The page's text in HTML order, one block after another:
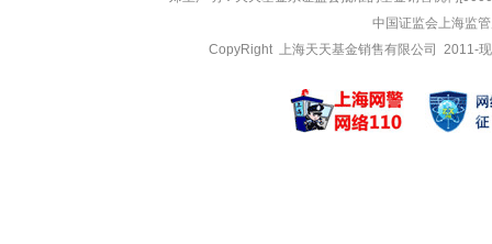
建信新兴市
管理基金
建信大安全
中国证监会上海监
CopyRight 上海天天基金销售有限公司 2011-